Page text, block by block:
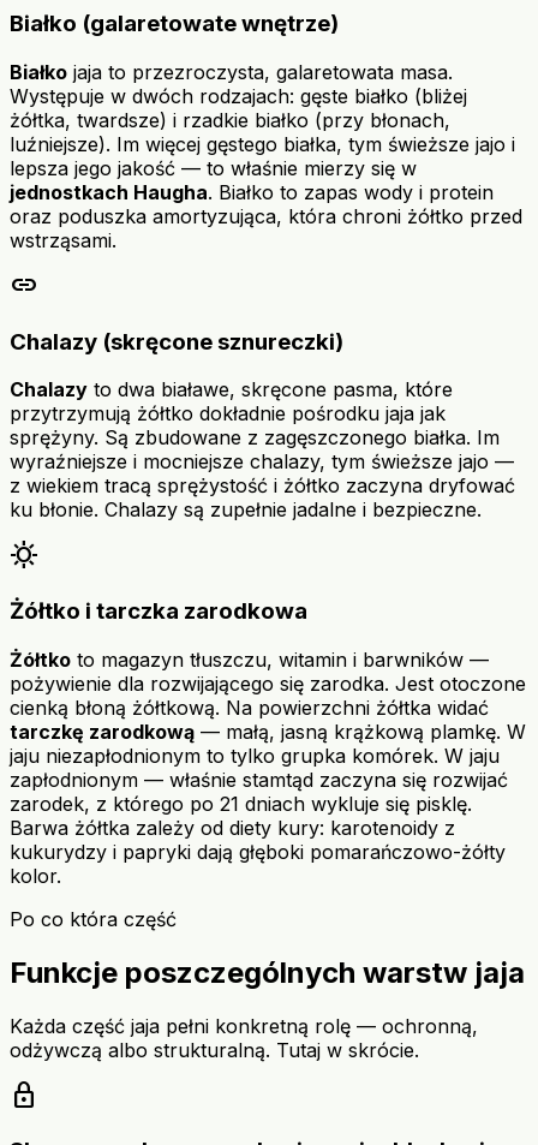
Białko (galaretowate wnętrze)
Białko jaja to przezroczysta, galaretowata masa.
Występuje w dwóch rodzajach: gęste białko (bliżej
żółtka, twardsze) i rzadkie białko (przy błonach,
luźniejsze). Im więcej gęstego białka, tym świeższe jajo i
lepsza jego jakość — to właśnie mierzy się w
jednostkach Haugha. Białko to zapas wody i protein
oraz poduszka amortyzująca, która chroni żółtko przed
wstrząsami.
link
Chalazy (skręcone sznureczki)
Chalazy to dwa białawe, skręcone pasma, które
przytrzymują żółtko dokładnie pośrodku jaja jak
sprężyny. Są zbudowane z zagęszczonego białka. Im
wyraźniejsze i mocniejsze chalazy, tym świeższe jajo —
z wiekiem tracą sprężystość i żółtko zaczyna dryfować
ku błonie. Chalazy są zupełnie jadalne i bezpieczne.
sunny
Żółtko i tarczka zarodkowa
Żółtko to magazyn tłuszczu, witamin i barwników —
pożywienie dla rozwijającego się zarodka. Jest otoczone
cienką błoną żółtkową. Na powierzchni żółtka widać
tarczkę zarodkową — małą, jasną krążkową plamkę. W
jaju niezapłodnionym to tylko grupka komórek. W jaju
zapłodnionym — właśnie stamtąd zaczyna się rozwijać
zarodek, z którego po 21 dniach wykluje się pisklę.
Barwa żółtka zależy od diety kury: karotenoidy z
kukurydzy i papryki dają głęboki pomarańczowo-żółty
kolor.
Po co która część
Funkcje poszczególnych warstw jaja
Każda część jaja pełni konkretną rolę — ochronną,
odżywczą albo strukturalną. Tutaj w skrócie.
lock